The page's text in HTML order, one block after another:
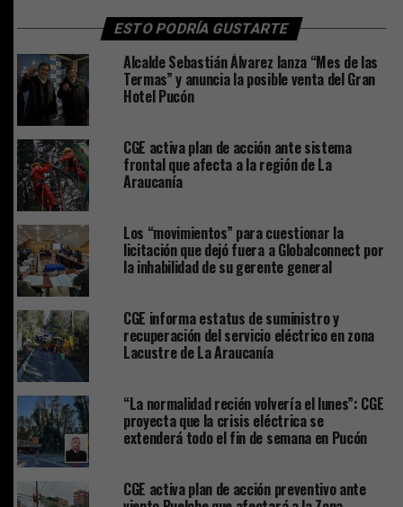
ESTO PODRÍA GUSTARTE
Alcalde Sebastián Álvarez lanza “Mes de las
Termas” y anuncia la posible venta del Gran
Hotel Pucón
CGE activa plan de acción ante sistema
frontal que afecta a la región de La
Araucanía
Los “movimientos” para cuestionar la
licitación que dejó fuera a Globalconnect por
la inhabilidad de su gerente general
CGE informa estatus de suministro y
recuperación del servicio eléctrico en zona
Lacustre de La Araucanía
“La normalidad recién volvería el lunes”: CGE
proyecta que la crisis eléctrica se
extenderá todo el fin de semana en Pucón
CGE activa plan de acción preventivo ante